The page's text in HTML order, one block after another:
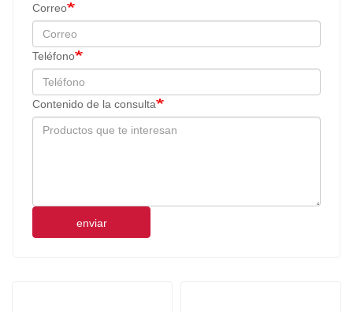
Correo
Teléfono
Contenido de la consulta
enviar